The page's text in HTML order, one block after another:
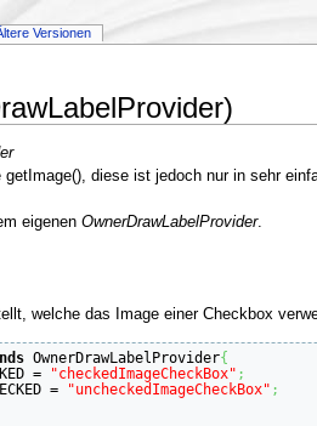
diese ist jedoch nur in sehr
eigenen OwnerDrawLabelProvider.
welche das Image einer Checkbox
OwnerDrawLabelProvider{
= "checkedImageCheckBox" ;
= "uncheckedImageCheckBox" ;
Versionen